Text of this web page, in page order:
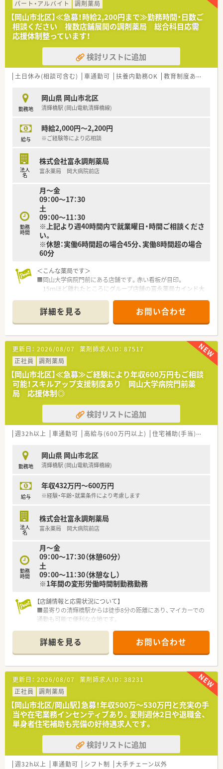
■研修講師や在宅の推進、リクルーターなど、興味があれば調剤
以外の取組に参加することができます。
■薬剤師の人員配置については、1人当たりの処方箋枚数が1日
20～25枚程度になるように配置されてます。
余裕をもった人員配置で患者さまの対応にしっかりと時間を
使うことができます。
＜こんな方にオススメ＞
■調剤業務をメインとし服薬指導とともにOTC商材の提案もし
■生活に密着したアドバイスができる薬剤師になりたい方
■調剤業務とOTC業務の両方に興味があり、薬剤師としての幅を
広げたい方
パート・アルバイト 調剤薬局
【岡山市北区】≪急募！時給2,200円まで≫勤務時間・日数ご
相談ください 複数店舗展開の調剤薬局 総合科目応需
応援体制整っています！
検討リストに追加
土日休み(相談可含む) 車通勤可 扶養内勤務OK 教育制度あり
勤務地
岡山県 岡山市北区
清輝橋駅 (岡山電軌清輝橋線)
給与
時給2,000円～2,200円
※ご経験等により応相談
法人
名
株式会社富永調剤薬局
富永薬局 岡大病院前店
勤務
時間
月～金
09：00～17：30
土
09：00～11：30
※上記より週40時間内で就業曜日・時間ご相談くださ
い。
※休憩：実働6時間超の場合45分、実働8時間超の場合
60分
＜こんな薬局です＞
■岡山大学病院門前にある店舗です。赤い看板が目印。
15ｍほど離れたところにグループ店舗の富永薬局カインド大
■駐車場は2か所あり、満車の際はカインド大学町店の駐車場を
利用することもできます。
■店内には栄養補助食品だけでなく、介護用の靴や杖なども取り
扱いがあります。
患者様の状況に応じてご提案ができるようになっています。
＜業務内容＞
■調剤・投薬・監査など外来対応がメインです。
■岡山大学病院からの処方箋がメインとなりますので幅広い処
方に触れることができスキルアップにもつながります。
■処方箋枚数は40枚/日平均となります。
■ご入職後は配属先店舗での実務研修がメインとなります。
■資格取得を応援するスキルアップ支援制度がございます。
■社内研修制度としてサンデーセミナー（サンゼミ/毎月第3日曜
日開催）を実施されています。
薬剤師認定制度認証機構（CPC）に認証された認定薬剤師研修
社内外からも参加される方も多く、多角的な生涯教育の場を提
供されています。
＜法人特徴＞
す。
会社設立から30年以上。地域の認知度が非常に高く、
総合門前から医療モール・クリニックマンツーなど多様な薬局
を展開。
介護事業も展開しており、岡山県内でも有数の在宅医療に強い
■店舗を4つのブロックに分け、ブロック長が所属し、
各ブロックに必ず1人は応援対応が可能な薬剤師さんがいる人
員体制です。
■人事担当者も専任でいらっしゃいます。
薬剤師の方が働きやすい環境作りに会社全体で取り組まれて
います。
■社内にはシステム部があり、薬歴・レセコンなどは自社開発を
されています。
■システムサポートチームが社内にあるため、小回りの利く利点
を生かし、
実店舗からの意見の吸い上げや急なエラー対応も社内で完結
が可能です。
■福利厚生が充実しています。
資格取得支援制度はもちろん、リフレッシュトラベル奨励金制
度・
育児休業制度・同好会支援制度などが完備されています。
■リフレッシュトラベル奨励金
旅行をされる際、会社申請をすると補助対象となります。
（海外旅行3万円以内、国内旅行2万円以内）
詳細を見る お問い合わせ
更新日： 2026/08/07 薬剤師求人ID： 87517
正社員
調剤薬局
【岡山市北区】≪急募≫ご経験により年収600万円もご相談
可能！スキルアップ支援制度あり 岡山大学病院門前薬
局 応援体制◎
検討リストに追加
週32h以上 車通勤可 高給与(600万円以上) 住宅補助(手当)あり
勤務地
岡山県 岡山市北区
清輝橋駅 (岡山電軌清輝橋線)
給与
年収432万円～600万円
※経験・年齢・就業条件により考慮します
法人
名
株式会社富永調剤薬局
富永薬局 岡大病院前店
勤務
時間
月～金
09：00～17：30（休憩60分）
土
09：00～11：30（休憩なし）
※1年間の変形労働時間制勤務勤務
【店舗情報と応需状況について】
■最寄りの清輝橋駅からは徒歩8分の距離にあり、マイカーでの
通勤も可能で便利な立地です。
均40枚ほど応需しています。
■複数名の薬剤師が在籍しており、協力しながらスムーズに調剤
業務を進められる環境です。
【募集背景と求める人物像について】
■今後の店舗展開や体制強化を見据えた定期採用であり、即戦力
となる方を急募しています。
■未経験の方でも相談可能で、幅広い処方科目に触れながら成長
したい意欲的な方を求めています。
■在宅医療にも積極的に取り組んでおり、多職種と連携しながら
地域貢献したい方を歓迎します。
【法人特徴について】
■岡山県内で20店舗以上を展開し、医療と介護のトータルケア
を提供する地域密着型の企業です。
詳細を見る お問い合わせ
更新日： 2026/08/07 薬剤師求人ID： 38231
正社員
調剤薬局
【岡山市北区/岡山駅】急募！年収500万～530万円と充実の手
当や在宅業務インセンティブあり。変則週休2日や退職金、
単身者住宅補助も完備の好待遇求人です。
検討リストに追加
週32h以上 車通勤可 シフト制 大手チェーン以外